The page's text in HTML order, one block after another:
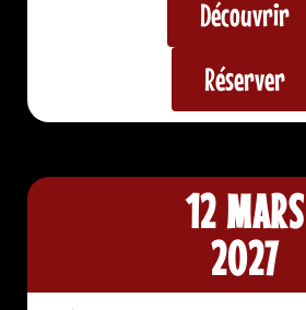
Découvrir
Réserver
12 MARS
2027